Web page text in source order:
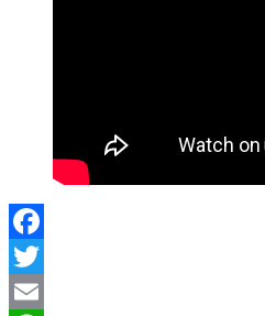
Facebook
Twitter